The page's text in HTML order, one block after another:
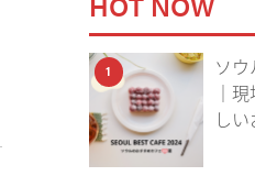
1
ソ
｜
し